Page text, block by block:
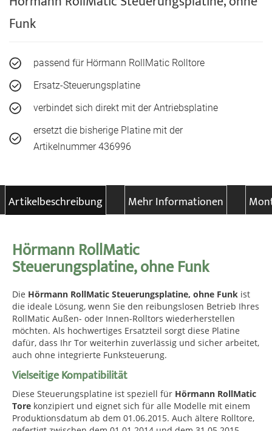
Funk
passend für Hörmann RollMatic Rolltore
Ersatz-Steuerungsplatine
verbindet sich direkt mit der Antriebsplatine
ersetzt die bisherige Platine mit der
Artikelnummer 436996
Artikelbeschreibung Mehr Informationen
Hörmann RollMatic
Steuerungsplatine, ohne Funk
Die Hörmann RollMatic Steuerungsplatine, ohne Funk ist
die ideale Lösung, wenn Sie den reibungslosen Betrieb Ihres
RollMatic Außen- oder Innen-Rolltors wiederherstellen
möchten. Als hochwertiges Ersatzteil sorgt diese Platine
dafür, dass Ihr Tor weiterhin zuverlässig und sicher arbeitet,
auch ohne integrierte Funksteuerung.
Vielseitige Kompatibilität
Diese Steuerungsplatine ist speziell für Hörmann RollMatic
Tore konzipiert und eignet sich für alle Modelle mit einem
Produktionsdatum ab dem 01.06.2015. Auch ältere Rolltore,